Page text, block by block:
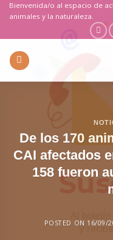
Saltar
contenido
Bienvenida/o al espacio de
animales y la naturaleza.
De los 170
CAI afectados
158 fueron
POSTED ON 16/09/